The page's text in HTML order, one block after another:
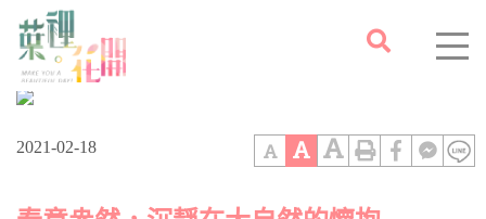
2021-02-18